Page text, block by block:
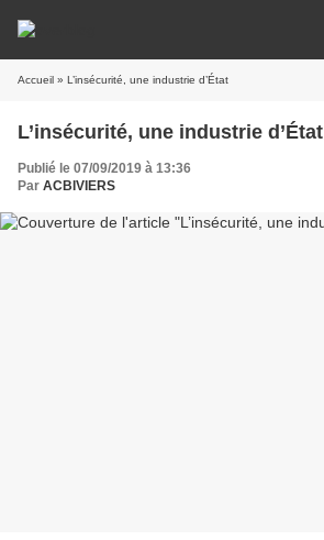
Accueil » L’insécurité, une industrie d’État
L’insécurité, une industrie d’État
Publié le 07/09/2019 à 13:36
Par ACBIVIERS